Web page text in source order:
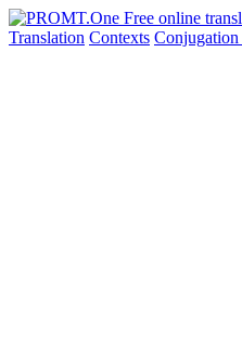
Translation Contexts Conjugation